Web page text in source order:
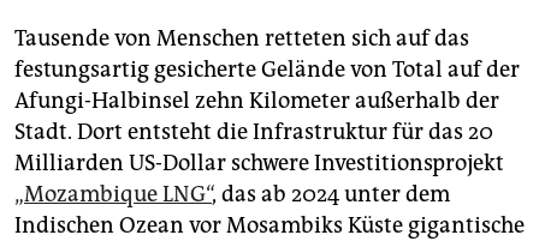
Tausende von Menschen retteten sich auf das
festungsartig gesicherte Gelände von Total auf der
Afungi-Halbinsel zehn Kilometer außerhalb der
Stadt. Dort entsteht die Infrastruktur für das 20
Milliarden US-Dollar schwere Investitionsprojekt
„Mozambique LNG“, das ab 2024 unter dem
Indischen Ozean vor Mosambiks Küste gigantische